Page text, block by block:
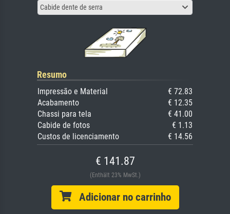
Cabide dente de serra
Resumo
Impressão e Material
€ 72.83
Acabamento
€ 12.35
Chassi para tela
€ 41.00
Cabide de fotos
€ 1.13
Custos de licenciamento
€ 14.56
€ 141.87
(Enthält 23% MwSt.)
Adicionar no carrinho